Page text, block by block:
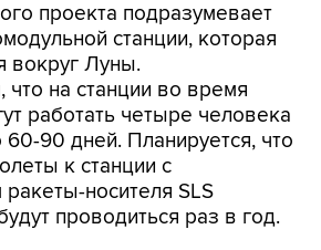
проекта подразумевает
станции, которая
вокруг Луны.
что на станции во время
работать четыре человека
90 дней. Планируется, что
к станции с
носителя SLS
проводиться раз в год.